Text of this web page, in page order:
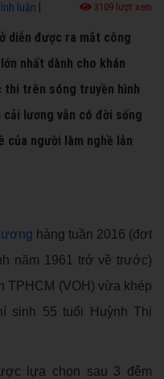
luận 3109 lượt xem
diễn được ra mắt công
nhất dành cho khán
thi trên sóng truyền hình
cải lương vẫn có đời sống
của người làm nghề lẫn
hàng tuần 2016 (đợt
năm 1961 trở về trước)
TPHCM (VOH) vừa khép
sinh 55 tuổi Huỳnh Thị
lựa chọn sau 3 đêm